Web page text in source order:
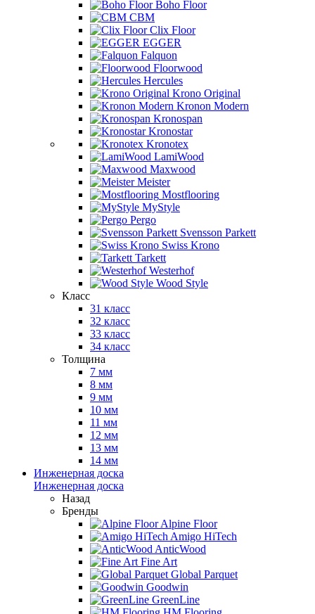
Boho Floor
CBM
Clix Floor
EGGER
Falquon
Floorwood
Hercules
Krono Original
Kronon Modern
Kronospan
Kronostar
Kronotex
LamiWood
Maxwood
Meister
Mostflooring
MyStyle
Pergo
Svensson Parkett
Swiss Krono
Tarkett
Westerhof
Wood Style
Класс
31 класс
32 класс
33 класс
34 класс
Толщина
7 мм
8 мм
9 мм
10 мм
11 мм
12 мм
13 мм
14 мм
Инженерная доска
Инженерная доска
Назад
Бренды
Alpine Floor
Amigo HiTech
AnticWood
Fine Art
Global Parquet
Goodwin
GreenLine